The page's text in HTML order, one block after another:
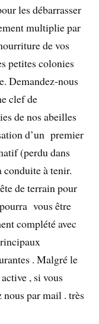
les débarrasser
multiplie par
de vos
petites colonies
Demandez-nous
clef de
de nos abeilles
d’un premier
(perdu dans
conduite à tenir.
de terrain pour
vous être
complété avec
. Malgré le
, si vous
nous par mail . très